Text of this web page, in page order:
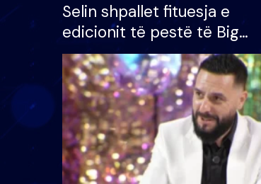
Selin shpallet fituesja e
edicionit të pestë të Big
Brother VIP, rrëmben
çmimin e madh prej 100
mijë eurosh